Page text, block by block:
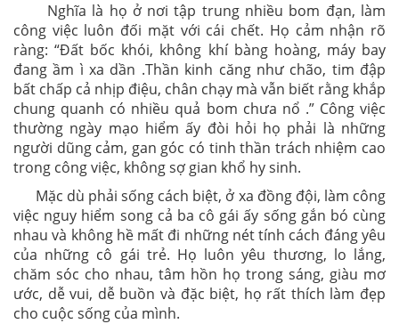
Nghĩa là họ ở nơi tập trung nhiều bom đạn, làm
công việc luôn đối mặt với cái chết. Họ cảm nhận rõ
ràng: “Đất bốc khói, không khí bàng hoàng, máy bay
đang ầm ì xa dần .Thần kinh căng như chão, tim đập
bất chấp cả nhịp điệu, chân chạy mà vẫn biết rằng khắp
chung quanh có nhiều quả bom chưa nổ .” Công việc
thường ngày mạo hiểm ấy đòi hỏi họ phải là những
người dũng cảm, gan góc có tinh thần trách nhiệm cao
trong công việc, không sợ gian khổ hy sinh.
Mặc dù phải sống cách biệt, ở xa đồng đội, làm công
việc nguy hiểm song cả ba cô gái ấy sống gắn bó cùng
nhau và không hề mất đi những nét tính cách đáng yêu
của những cô gái trẻ. Họ luôn yêu thương, lo lắng,
chăm sóc cho nhau, tâm hồn họ trong sáng, giàu mơ
ước, dễ vui, dễ buồn và đặc biệt, họ rất thích làm đẹp
cho cuộc sống của mình.